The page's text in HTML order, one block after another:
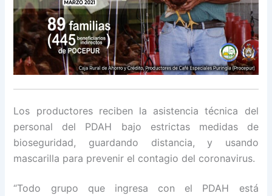
Los productores reciben la asistencia técnica del
personal del PDAH bajo estrictas medidas de
bioseguridad, guardando distancia, y usando
mascarilla para prevenir el contagio del coronavirus.
“Todo grupo que ingresa con el PDAH está